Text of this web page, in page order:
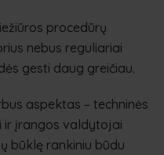
procedūrų
nebus reguliariai
gesti daug greičiau.
aspektas – techninės
ir įrangos valdytojai
būklę rankiniu būdu